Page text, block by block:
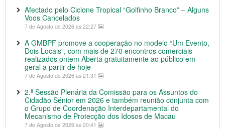
Afectado pelo Ciclone Tropical “Golfinho Branco” – Alguns
Voos Cancelados
7 de Agosto de 2026 às 22:27
A GMBPF promove a cooperação no modelo “Um Evento,
Dois Locais”, com mais de 270 encontros comerciais
realizados ontem Aberta gratuitamente ao público em
geral a partir de hoje
7 de Agosto de 2026 às 21:31
2.ª Sessão Plenária da Comissão para os Assuntos do
Cidadão Sénior em 2026 e também reunião conjunta com
o Grupo de Coordenação Interdepartamental do
Mecanismo de Protecção dos Idosos de Macau
7 de Agosto de 2026 às 20:41